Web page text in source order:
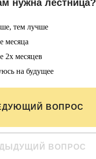
нужна лестница?
ВОПРОС
ВОПРОС
тем лучше
месяца
2х месяцев
на будущее